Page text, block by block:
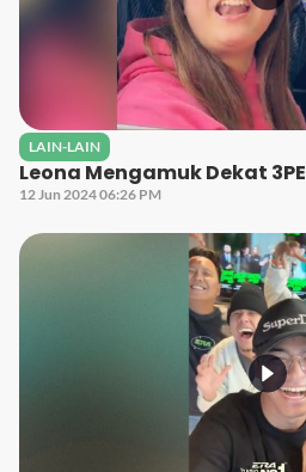
LAIN-LAIN
Leona Mengamuk Dekat 3PE
12 Jun 2024 06:26 PM